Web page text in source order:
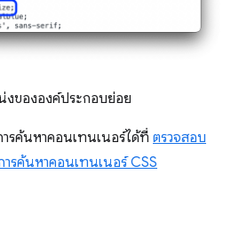
ขององค์ประกอบย่อย
รค้นหาคอนเทนเนอร์ได้ที่ ตรวจสอบ
รค้นหาคอนเทนเนอร์ CSS